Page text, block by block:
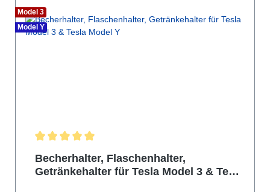
Model 3
Model Y
Becherhalter, Flaschenhalter,
Getränkehalter für Tesla Model 3 & Tesla